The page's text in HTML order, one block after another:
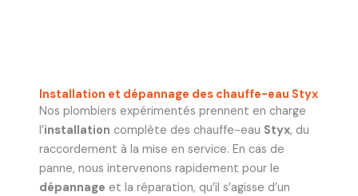
Installation et dépannage des chauffe-eau Styx
Nos plombiers expérimentés prennent en charge
l’installation complète des chauffe-eau Styx, du
raccordement à la mise en service. En cas de
panne, nous intervenons rapidement pour le
dépannage et la réparation, qu’il s’agisse d’un